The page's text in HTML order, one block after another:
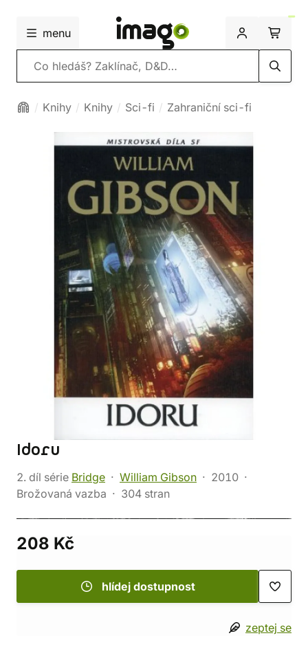
menu
Vyhledávání
Knihy Knihy Sci-fi Zahraniční sci-fi
Idoru
2. díl série Bridge William Gibson
2010
Brožovaná vazba
304 stran
208 Kč
hlídej dostupnost
zeptej se